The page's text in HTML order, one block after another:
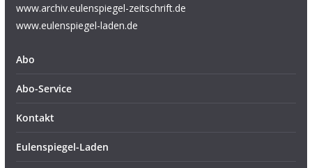
www.archiv.eulenspiegel-zeitschrift.de
www.eulenspiegel-laden.de
Abo
Abo-Service
Kontakt
Eulenspiegel-Laden